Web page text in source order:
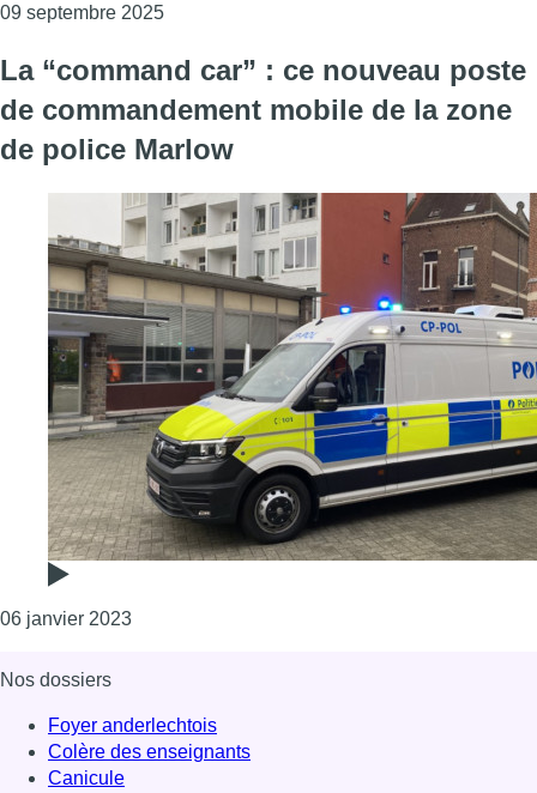
09 septembre 2025Consulter l'article "La zone de police
La “command car” : ce nouveau poste
de commandement mobile de la zone
de police Marlow
06 janvier 2023Consulter l'article "La “command car” : ce
Nos dossiers
Foyer anderlechtois
Colère des enseignants
Canicule